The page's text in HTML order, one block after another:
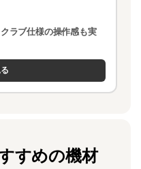
ラブ仕様の操作感も実
すめの機材